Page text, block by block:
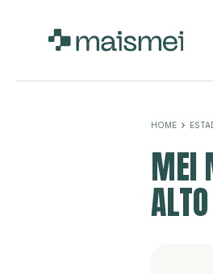
HOME
MEI